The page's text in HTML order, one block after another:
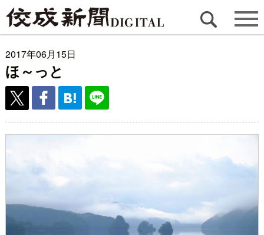
2017年06月15日
ほ～っと